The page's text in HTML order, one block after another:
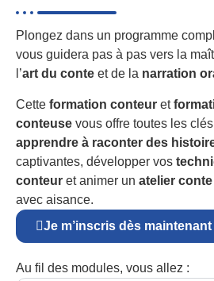
Plongez dans un programme
vous guidera pas à pas vers la
l’art du conte et de la narration
Cette formation conteur et
conteuse vous offre toutes les
apprendre à raconter des
captivantes, développer vos
conteur et animer un atelier
avec aisance.
Je m’inscris dès maintenant
Au fil des modules, vous allez :